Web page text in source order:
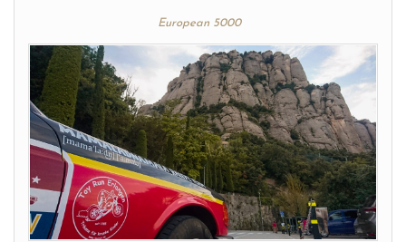
European 5000